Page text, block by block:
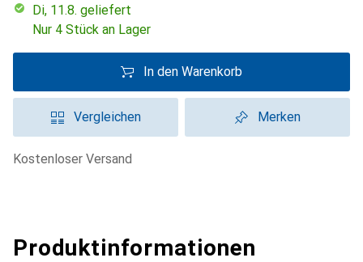
Di, 11.8. geliefert
Nur 4 Stück an Lager
In den Warenkorb
Vergleichen Merken
kostenloser Versand
Produktinformationen